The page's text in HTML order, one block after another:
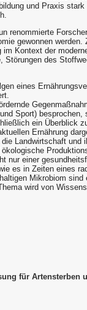
und Praxis
renommierte
gewonnen
im Kontext der
Störungen des
eines
Sport)
ein Überblick
Ernährung
Landwirtschaft und
nur einer
es in Zeiten eines
Mikrobiom sind
wird von
für Artensterben